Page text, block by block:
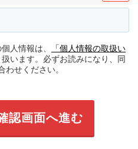
人情報は、
「個人情報の取扱い
います。必ずお読みになり、同
わせください。
認画面へ進む